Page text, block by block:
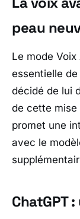
peau
Le mode
essentielle de
décidé de lui
de cette mise
promet une
avec le
ChatGPT